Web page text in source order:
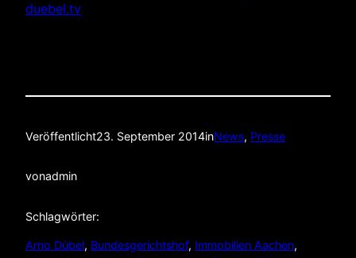
duebel.tv
Veröffentlicht23. September 2014inNews, Presse
vonadmin
Schlagwörter:
Arno Dübel, Bundesgerichtshof, Immobilien Aachen